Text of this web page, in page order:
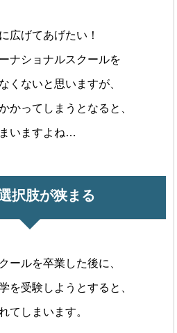
広げてあげたい！
ナショナルスクールを
くないと思いますが、
かってしまうとなると、
いますよね…
択肢が狭まる
ールを卒業した後に、
を受験しようとすると、
てしまいます。